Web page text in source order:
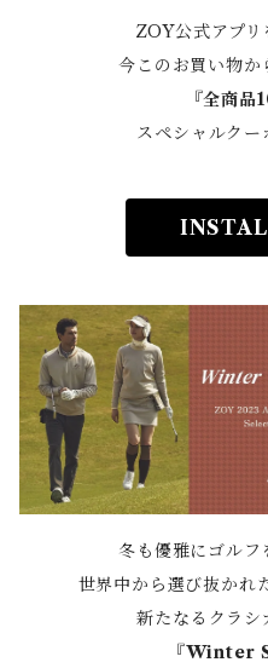
ZOY公式アプ
今このお買い物か
『全商品
スペシャルクー
冬も優雅にゴルフ
世界中から選び抜かれ
新たなるクラシ
『Winter